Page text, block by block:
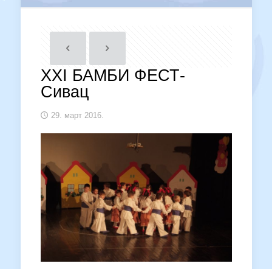
XXI БАМБИ ФЕСТ-
Сивац
29. март 2016.